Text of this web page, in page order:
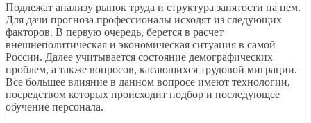
Подлежат анализу рынок труда и структура занятости на нем.
Для дачи прогноза профессионалы исходят из следующих
факторов. В первую очередь, берется в расчет
внешнеполитическая и экономическая ситуация в самой
России. Далее учитывается состояние демографических
проблем, а также вопросов, касающихся трудовой миграции.
Все большее влияние в данном вопросе имеют технологии,
посредством которых происходит подбор и последующее
обучение персонала.